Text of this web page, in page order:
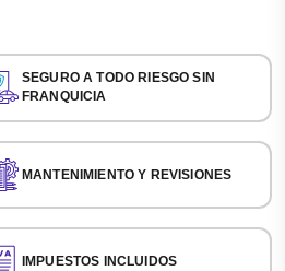
SEGURO A TODO RIESGO SIN
FRANQUICIA
MANTENIMIENTO Y REVISIONES
IMPUESTOS INCLUIDOS